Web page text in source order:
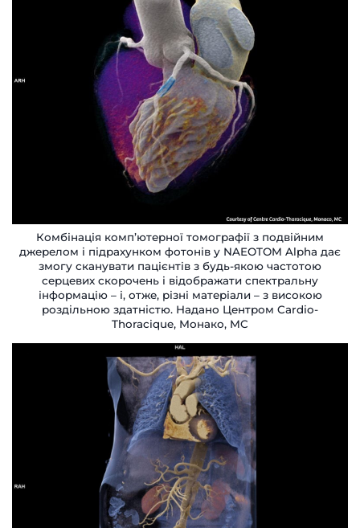
Комбінація комп’ютерної томографії з подвійним
джерелом і підрахунком фотонів у NAEOTOM Alpha дає
змогу сканувати пацієнтів з будь-якою частотою
серцевих скорочень і відображати спектральну
інформацію – і, отже, різні матеріали – з високою
роздільною здатністю. Надано Центром Cardio-
Thoracique, Монако, MC